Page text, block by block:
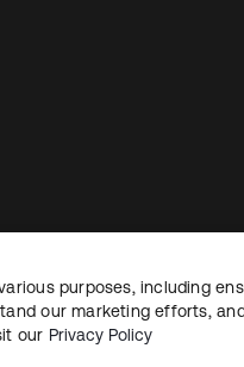
法務プライバシーポリ
purposes, including
our marketing efforts,
our Privacy Policy